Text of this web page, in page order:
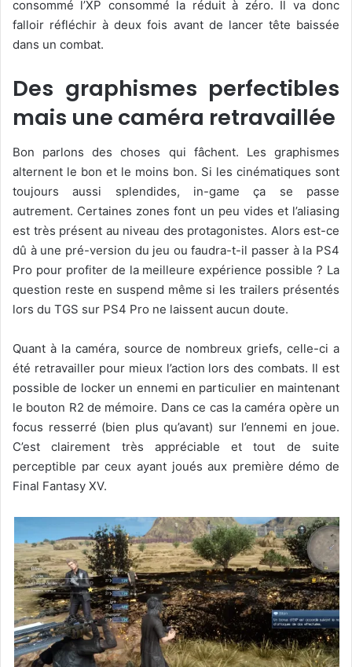
consommé l’XP consommé la réduit à zéro. Il va donc
falloir réfléchir à deux fois avant de lancer tête baissée
dans un combat.
Des graphismes perfectibles
mais une caméra retravaillée
Bon parlons des choses qui fâchent. Les graphismes
alternent le bon et le moins bon. Si les cinématiques sont
toujours aussi splendides, in-game ça se passe
autrement. Certaines zones font un peu vides et l’aliasing
est très présent au niveau des protagonistes. Alors est-ce
dû à une pré-version du jeu ou faudra-t-il passer à la PS4
Pro pour profiter de la meilleure expérience possible ? La
question reste en suspend même si les trailers présentés
lors du TGS sur PS4 Pro ne laissent aucun doute.
Quant à la caméra, source de nombreux griefs, celle-ci a
été retravailler pour mieux l’action lors des combats. Il est
possible de locker un ennemi en particulier en maintenant
le bouton R2 de mémoire. Dans ce cas la caméra opère un
focus resserré (bien plus qu’avant) sur l’ennemi en joue.
C’est clairement très appréciable et tout de suite
perceptible par ceux ayant joués aux première démo de
Final Fantasy XV.